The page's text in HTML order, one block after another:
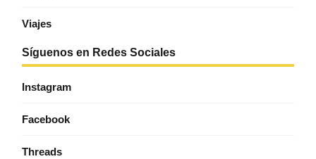
Viajes
Síguenos en Redes Sociales
Instagram
Facebook
Threads